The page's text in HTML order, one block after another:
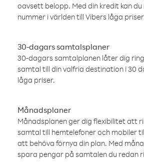
oavsett belopp. Med din kredit kan du
nummer i världen till Vibers låga
30-dagars samtalsplaner
30-dagars samtalplanen låter dig
samtal till din valfria destination i 30
låga priser.
Månadsplaner
Månadsplanen ger dig flexibilitet att
samtal till hemtelefoner och mobiler
att behöva förnya din plan. Med
spara pengar på samtalen du redan